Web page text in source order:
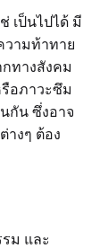
เป็นไปได้ มี
วามท้าทาย
ทางสังคม
อภาวะซึม
กัน ซึ่งอาจ
างๆ ต้อง
ม และ